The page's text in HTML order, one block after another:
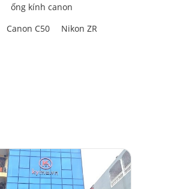
ống kính canon
Canon C50
Nikon ZR